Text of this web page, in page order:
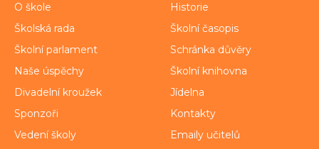
O škole
Historie
Školská rada
Školní časopis
Školní parlament
Schránka důvěry
Naše úspěchy
Školní knihovna
Divadelní kroužek
Jídelna
Sponzoři
Kontakty
Vedení školy
Emaily učitelů